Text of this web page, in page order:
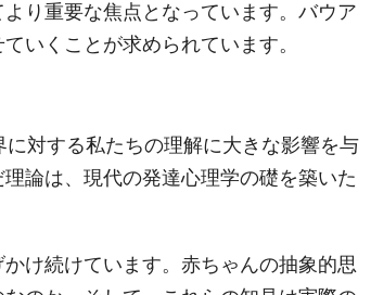
り重要な焦点となっています。バウア
いくことが求められています。
対する私たちの理解に大きな影響を与
論は、現代の発達心理学の礎を築いた
け続けています。赤ちゃんの抽象的思